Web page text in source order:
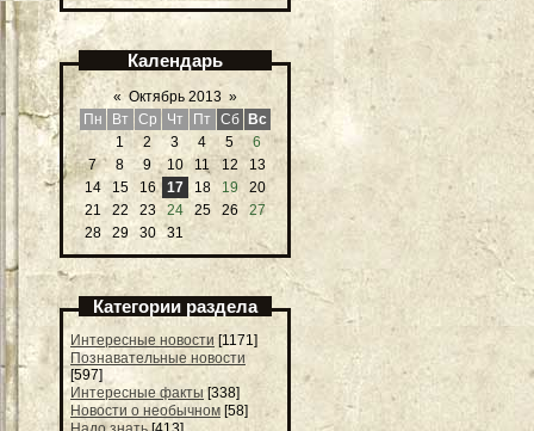
Календарь
« Октябрь 2013 »
Пн
Вт Ср Чт Пт Сб
Вс
1
2 3 4 5
6
7
8 9 10 11 12
13
14
15 16 17 18 19
20
21
22 23 24 25 26
27
28
29 30 31
Категории раздела
Интересные новости [1171]
Познавательные новости
[597]
Интересные факты [338]
Новости о необычном [58]